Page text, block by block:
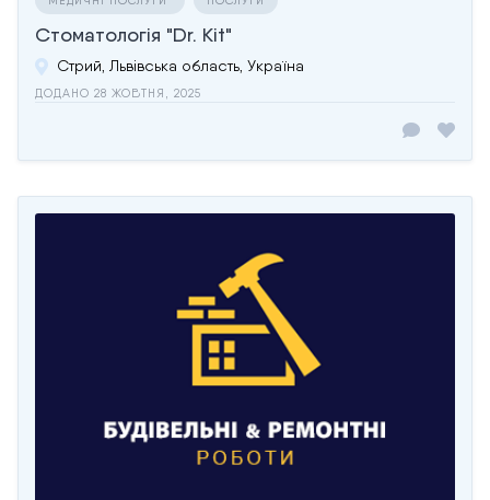
Стоматологія "Dr. Kit"
Стрий, Львівська область, Україна
ДОДАНО 28 ЖОВТНЯ, 2025